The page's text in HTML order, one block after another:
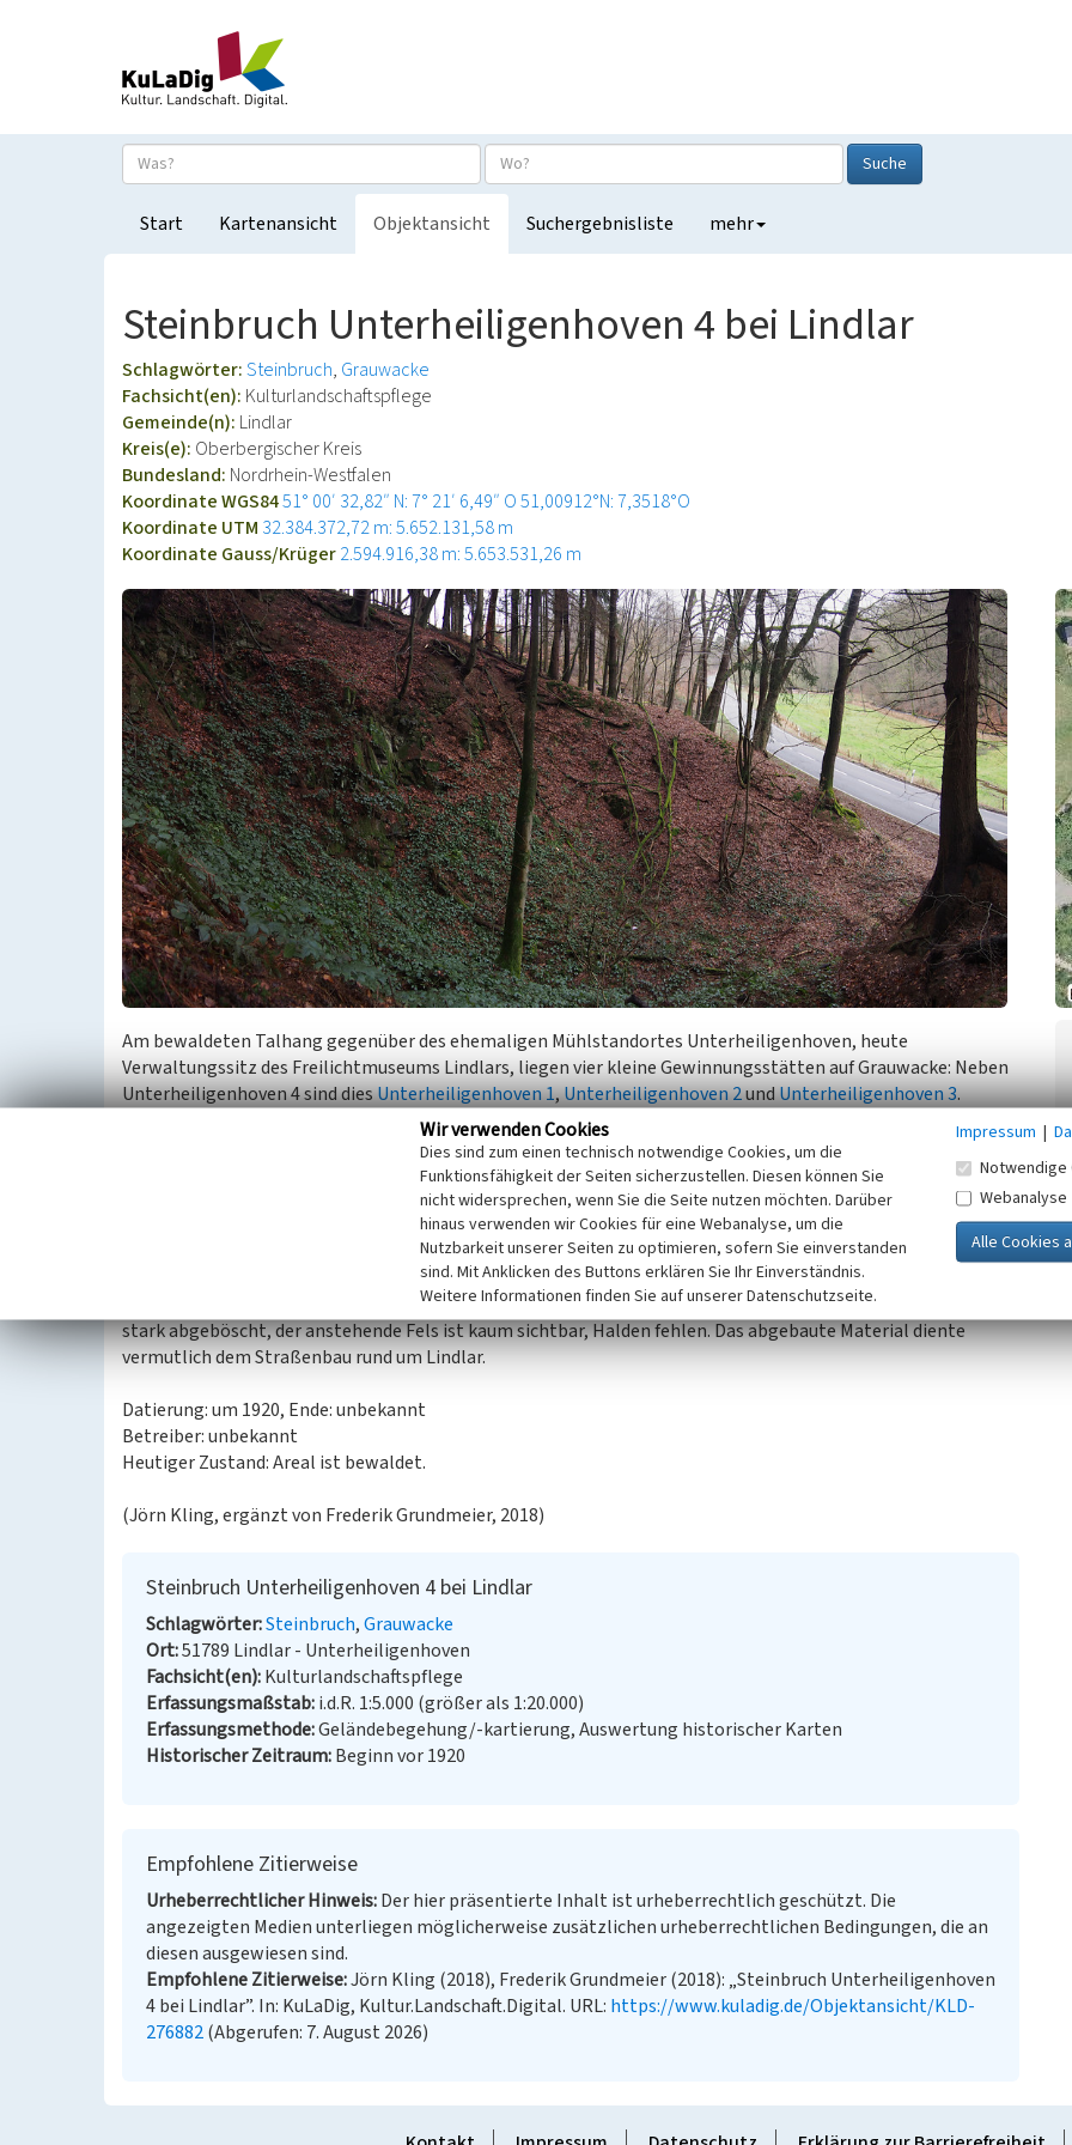
Suche
Start Kartenansicht Objektansicht Suchergebnisliste mehr
Steinbruch Unterheiligenhoven 4 bei Lindlar
Schlagwörter:Steinbruch Grauwacke
Fachsicht(en): Kulturlandschaftspflege
Gemeinde(n): Lindlar
Kreis(e): Oberbergischer Kreis
Bundesland: Nordrhein-Westfalen
Koordinate WGS8451° 00′ 32,82″ N: 7° 21′ 6,49″ O51,00912°N: 7,3518°O
Koordinate UTM 32.384.372,72 m: 5.652.131,58 m
Koordinate Gauss/Krüger2.594.916,38 m: 5.653.531,26 m
Am bewaldeten Talhang gegenüber des ehemaligen Mühlstandortes Unterheiligenhoven, heute
Verwaltungssitz des Freilichtmuseums Lindlars, liegen vier kleine Gewinnungsstätten auf Grauwacke: Neben
Unterheiligenhoven 4 sind diesUnterheiligenhoven 1,Unterheiligenhoven 2undUnterheiligenhoven 3.
Der Abtransport der gewonnenen Steine erfolgte mittels Fuhrwerk/LKW über kurze Stichwege hinunter zu
der von Lindlar kommenden Talstraße. Der Bruch 1 ist bereits 1895 kartographisch dargestellt, die Brüche 3-4
erst in der Ausgabe der Topographischen Karte 1:25.000 von 1927. Die Darstellung bleibt danach unverändert.
Die Betriebszeit kann somit auf den Beginn des 20. Jahrhundert eingegrenzt werden.
Der kleine Bruch auf Straßenniveau besitzt eine Ausdehung von 25 x 25 Metern. Die Abbaufront ist bereits
stark abgeböscht, der anstehende Fels ist kaum sichtbar, Halden fehlen. Das abgebaute Material diente
vermutlich dem Straßenbau rund um Lindlar.
Datierung: um 1920, Ende: unbekannt
Betreiber: unbekannt
Heutiger Zustand: Areal ist bewaldet.
(Jörn Kling, ergänzt von Frederik Grundmeier, 2018)
Steinbruch Unterheiligenhoven 4 bei Lindlar
Schlagwörter Steinbruch Grauwacke
Ort 51789 Lindlar - Unterheiligenhoven
Fachsicht(en) Kulturlandschaftspflege
Erfassungsmaßstab i.d.R. 1:5.000 (größer als 1:20.000)
Erfassungsmethode Geländebegehung/-kartierung, Auswertung historischer Karten
Historischer Zeitraum Beginn vor 1920
Empfohlene Zitierweise
Urheberrechtlicher Hinweis Der hier präsentierte Inhalt ist urheberrechtlich geschützt. Die
angezeigten Medien unterliegen möglicherweise zusätzlichen urheberrechtlichen Bedingungen, die an
diesen ausgewiesen sind.
Empfohlene Zitierweise Jörn Kling (2018), Frederik Grundmeier (2018): „Steinbruch Unterheiligenhoven
4 bei Lindlar”. In: KuLaDig, Kultur.Landschaft.Digital. URL: https://www.kuladig.de/Objektansicht/KLD-
276882(Abgerufen: 7. August 2026)
Wir verwenden Cookies
Dies sind zum einen technisch notwendige Cookies, um die
Funktionsfähigkeit der Seiten sicherzustellen. Diesen können Sie
nicht widersprechen, wenn Sie die Seite nutzen möchten. Darüber
hinaus verwenden wir Cookies für eine Webanalyse, um die
Nutzbarkeit unserer Seiten zu optimieren, sofern Sie einverstanden
sind. Mit Anklicken des Buttons erklären Sie Ihr Einverständnis.
Weitere Informationen finden Sie auf unserer Datenschutzseite.
Impressum |
Notwendige
Webanalyse